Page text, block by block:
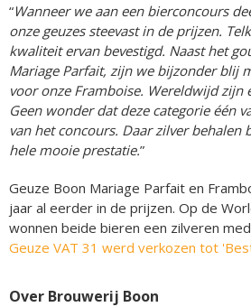
“Wanneer we aan een bierconcours
onze geuzes steevast in de prijzen.
kwaliteit ervan bevestigd. Naast het
Mariage Parfait, zijn we bijzonder blij
voor onze Framboise. Wereldwijd zijn
Geen wonder dat deze categorie één
van het concours. Daar zilver behalen
hele mooie prestatie.”
Geuze Boon Mariage Parfait en
jaar al eerder in de prijzen. Op de
wonnen beide bieren een zilveren
Geuze VAT 31 werd verkozen tot
Over Brouwerij Boon